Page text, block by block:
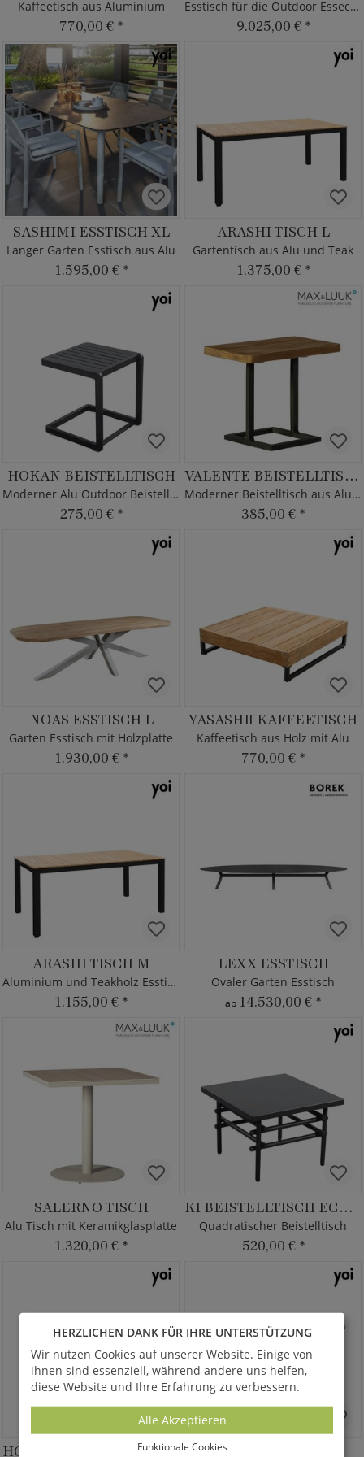
Kaffeetisch aus Aluminium
770,00 € *
Esstisch für die Outdoor Essecke
9.025,00 € *
SASHIMI ESSTISCH XL
Langer Garten Esstisch aus Alu
1.595,00 € *
ARASHI TISCH L
Gartentisch aus Alu und Teak
1.375,00 € *
HOKAN BEISTELLTISCH
Moderner Alu Outdoor Beistelltisch
275,00 € *
VALENTE BEISTELLTISCH
Moderner Beistelltisch aus Alu & Teak
385,00 € *
NOAS ESSTISCH L
Garten Esstisch mit Holzplatte
1.930,00 € *
YASASHII KAFFEETISCH
Kaffeetisch aus Holz mit Alu
770,00 € *
ARASHI TISCH M
Aluminium und Teakholz Esstisch
1.155,00 € *
LEXX ESSTISCH
Ovaler Garten Esstisch
ab 14.530,00 € *
SALERNO TISCH
Alu Tisch mit Keramikglasplatte
1.320,00 € *
KI BEISTELLTISCH ECKIG
Quadratischer Beistelltisch
520,00 € *
HOSHI KAFFEETISCH OVAL SASHIMI ESSTISCH
HERZLICHEN DANK FÜR IHRE UNTERSTÜTZUNG
Wir nutzen Cookies auf unserer Website. Einige von
ihnen sind essenziell, während andere uns helfen,
diese Website und Ihre Erfahrung zu verbessern.
Alle Akzeptieren
Funktionale Cookies